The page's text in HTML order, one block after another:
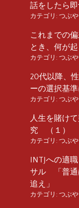
話をしたら
カテゴリ: つぶや
これまでの
とき、何が
カテゴリ: つぶや
20代以降、
ーの選択基
カテゴリ: つぶや
人生を賭け
究 （１）
カテゴリ: つぶや
INTJへの適
サル 「普通
追え」
カテゴリ: つぶや